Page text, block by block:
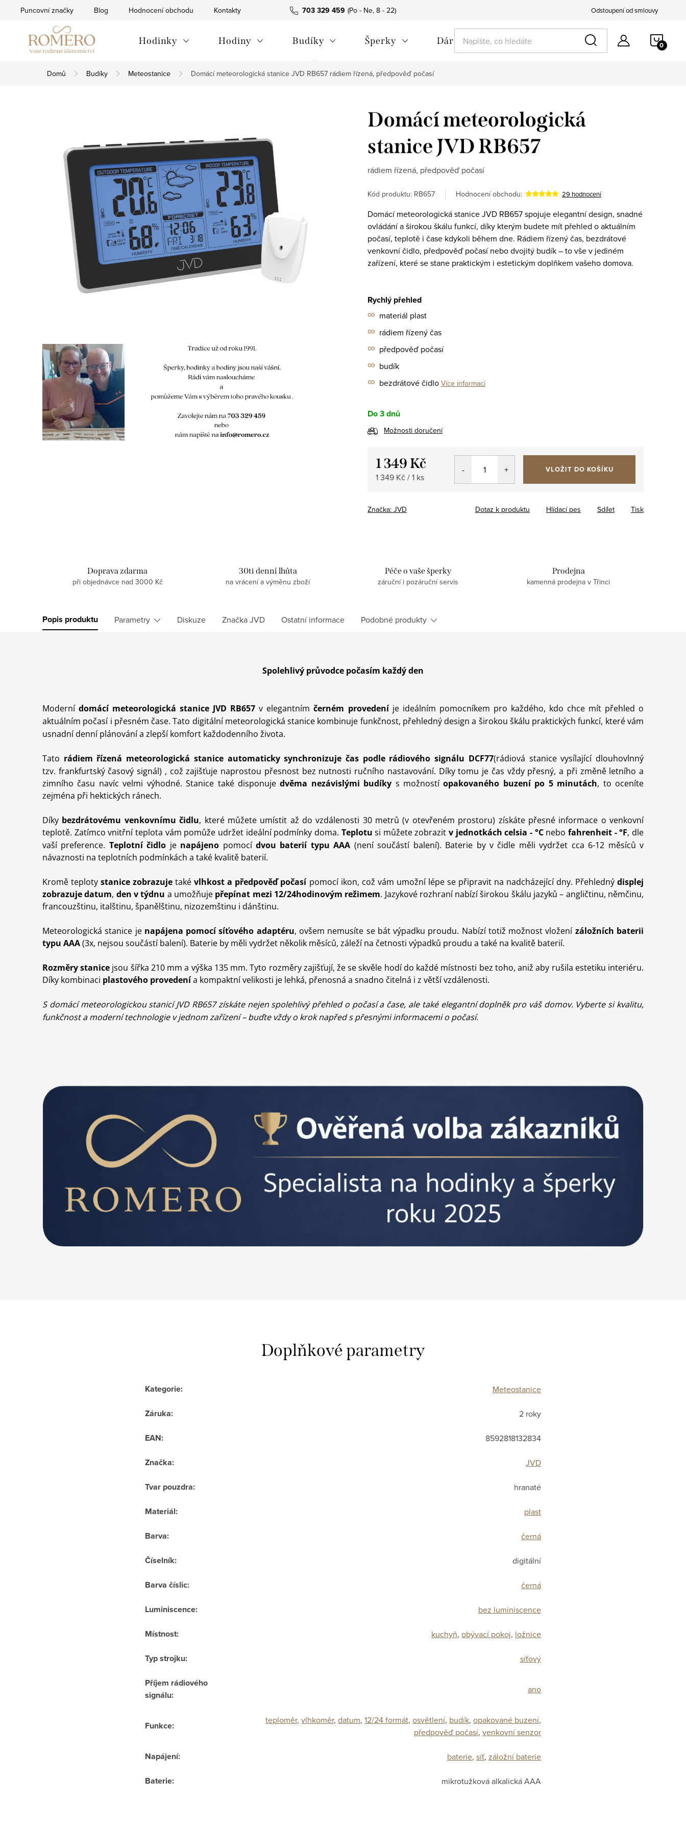
703 329 459
Puncovní značky Blog Hodnocení obchodu Kontakty Odstoupení od smlouvy
Hodinky Hodiny Budíky Šperky Dárek pro ni
Domů Budíky Meteostanice Domácí meteorologická stanice JVD RB657 rádiem řízená, předpověď počasí
Domácí meteorologická
stanice JVD RB657
rádiem řízená, předpověď počasí
Kód produktu: RB657 Hodnocení obchodu: 29 hodnocení
Domácí meteorologická stanice JVD RB657 spojuje elegantní design, snadné
ovládání a širokou škálu funkcí, díky kterým budete mít přehled o aktuálním
počasí, teplotě i čase kdykoli během dne. Rádiem řízený čas, bezdrátové
venkovní čidlo, předpověď počasí nebo dvojitý budík – to vše v jediném
zařízení, které se stane praktickým i estetickým doplňkem vašeho domova.
Rychlý přehled
∞ materiál plast
∞ rádiem řízený čas
∞ předpověď počasí
∞ budík
∞ bezdrátové čidlo Více informací
Do 3 dnů
Možnosti doručení
1 349 Kč
Měrná
1 349 Kč / 1 ks
VLOŽIT DO KOŠÍKU
Značka: JVD Tisk
Dotaz k produktu Hlídací pes Sdílet
Doprava zdarma
při objednávce nad 3000 Kč
30ti denní lhůta
na vrácení a výměnu zboží
Péče o vaše šperky
záruční i pozáruční servis
Prodejna
kamenná prodejna v Třinci
Popis produktu Parametry Diskuze ZnačkaJVD Ostatní informace Podobné produkty
Spolehlivý průvodce počasím každý den
Modernídomácí meteorologická stanice JVD RB657 v elegantnímčerném provedení je ideálním pomocníkem pro každého, kdo chce mít přehled o
aktuálním počasí i přesném čase. Tato digitální meteorologická stanice kombinuje funkčnost, přehledný design a širokou škálu praktických funkcí, které vám
usnadní denní plánování a zlepší komfort každodenního života.
Tato rádiem řízená meteorologická stanice automaticky synchronizuje čas podle rádiového signálu DCF77(rádiová stanice vysílající dlouhovlnný
tzv. frankfurtský časový signál) , což zajišťuje naprostou přesnost bez nutnosti ručního nastavování. Díky tomu je čas vždy přesný,a při změněletního a
zimního času navíc velmi výhodné. Stanice také disponujedvěma nezávislými budíky s možnostíopakovaného buzení po 5 minutách, to oceníte
zejména při hektických ránech.
Díky bezdrátovému venkovnímu čidlu, které můžete umístit až do vzdálenosti 30 metrů (v otevřeném prostoru) získáte přesné informace o venkovní
teplotě. Zatímco vnitřní teplota vám pomůže udržet ideální podmínky doma. Teplotu si můžete zobrazitv jednotkáchcelsia - °Cnebofahrenheit -°F, dle
vaší preference. Teplotní čidlo je napájeno pomocídvou baterií typu AAA (není součástí balení). Baterie by v čidle měli vydržet cca 6-12 měsíců v
návaznosti na teplotních podmínkách a také kvalitě baterií.
Kromě teplotystanice zobrazuje takévlhkost a předpověď počasípomocí ikon, což vám umožní lépe se připravit na nadcházející dny. Přehlednýdisplej
zobrazuje datum, den v týdnu a umožňuje přepínat mezi 12/24hodinovým režimem. Jazykové rozhraní nabízí širokou škálu jazyků – angličtinu, němčinu,
francouzštinu, italštinu, španělštinu, nizozemštinu i dánštinu.
Meteorologická stanice je napájena pomocí síťového adaptéru, ovšem nemusíte se bát výpadku proudu. Nabízí totiž možnost vložení záložních baterii
typu AAA(3x, nejsou součástí balení). Baterie by měli vydržet několik měsíců, záleží na četnosti výpadků proudu a také na kvalitě baterií.
Rozměry stanice jsou šířka 210 mm a výška 135 mm. Tyto rozměryzajišťují, že se skvěle hodí do každé místnosti bez toho, aniž aby rušila estetiku interiéru.
Díky kombinaci plastového provedenía kompaktní velikosti je lehká, přenosná a snadno čitelná i z větší vzdálenosti.
Sdomácí meteorologickou stanicí JVD RB657získáte nejen spolehlivý přehled o počasí a čase, ale také elegantní doplněk pro váš domov. Vyberte si kvalitu,
funkčnost a moderní technologie v jednom zařízení – buďte vždy o krok napřed s přesnými informacemi o počasí.
Doplňkové parametry
Kategorie: Meteostanice
Záruka: 2 roky
EAN: 8592818132834
Značka: JVD
Tvar pouzdra: hranaté
Materiál: plast
Barva: černá
Číselník: digitální
Barva číslic: černá
Luminiscence: bez luminiscence
Místnost: kuchyň, obývací pokoj, ložnice
Typ strojku: síťový
Příjem rádiového
signálu: ano
Funkce: teploměr, vlhkoměr, datum, 12/24 formát, osvětlení, budík, opakované buzení,
předpověď počasí, venkovní senzor
Napájení: baterie, síť, záložní baterie
Baterie: mikrotužková alkalická AAA